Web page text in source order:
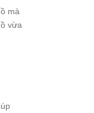
mà
vừa